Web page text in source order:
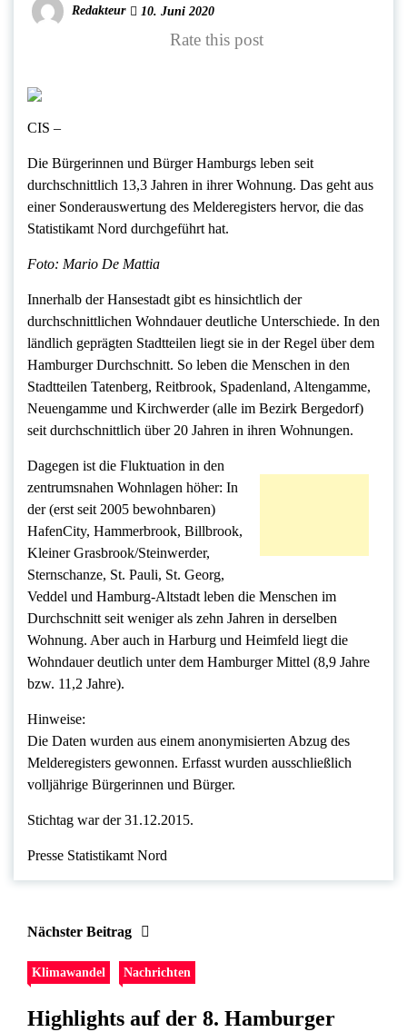
Redakteur 10. Juni 2020
Rate this post
CIS –
Die Bürgerinnen und Bürger Hamburgs leben seit
durchschnittlich 13,3 Jahren in ihrer Wohnung. Das geht aus
einer Sonderauswertung des Melderegisters hervor, die das
Statistikamt Nord durchgeführt hat.
Foto: Mario De Mattia
Innerhalb der Hansestadt gibt es hinsichtlich der
durchschnittlichen Wohndauer deutliche Unterschiede. In den
ländlich geprägten Stadtteilen liegt sie in der Regel über dem
Hamburger Durchschnitt. So leben die Menschen in den
Stadtteilen Tatenberg, Reitbrook, Spadenland, Altengamme,
Neuengamme und Kirchwerder (alle im Bezirk Bergedorf)
seit durchschnittlich über 20 Jahren in ihren Wohnungen.
Dagegen ist die Fluktuation in den
zentrumsnahen Wohnlagen höher: In
der (erst seit 2005 bewohnbaren)
HafenCity, Hammerbrook, Billbrook,
Kleiner Grasbrook/Steinwerder,
Sternschanze, St. Pauli, St. Georg,
Veddel und Hamburg-Altstadt leben die Menschen im
Durchschnitt seit weniger als zehn Jahren in derselben
Wohnung. Aber auch in Harburg und Heimfeld liegt die
Wohndauer deutlich unter dem Hamburger Mittel (8,9 Jahre
bzw. 11,2 Jahre).
Hinweise:
Die Daten wurden aus einem anonymisierten Abzug des
Melderegisters gewonnen. Erfasst wurden ausschließlich
volljährige Bürgerinnen und Bürger.
Stichtag war der 31.12.2015.
Presse Statistikamt Nord
Nächster Beitrag
Klimawandel Nachrichten
Highlights auf der 8. Hamburger